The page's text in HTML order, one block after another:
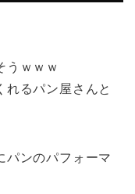
うｗｗｗ
れるパン屋さんと
パンのパフォーマ